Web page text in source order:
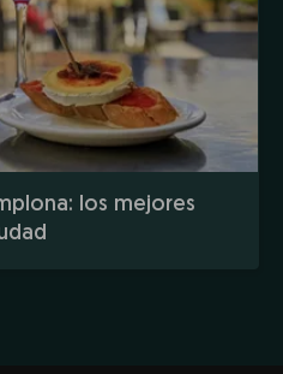
los mejores